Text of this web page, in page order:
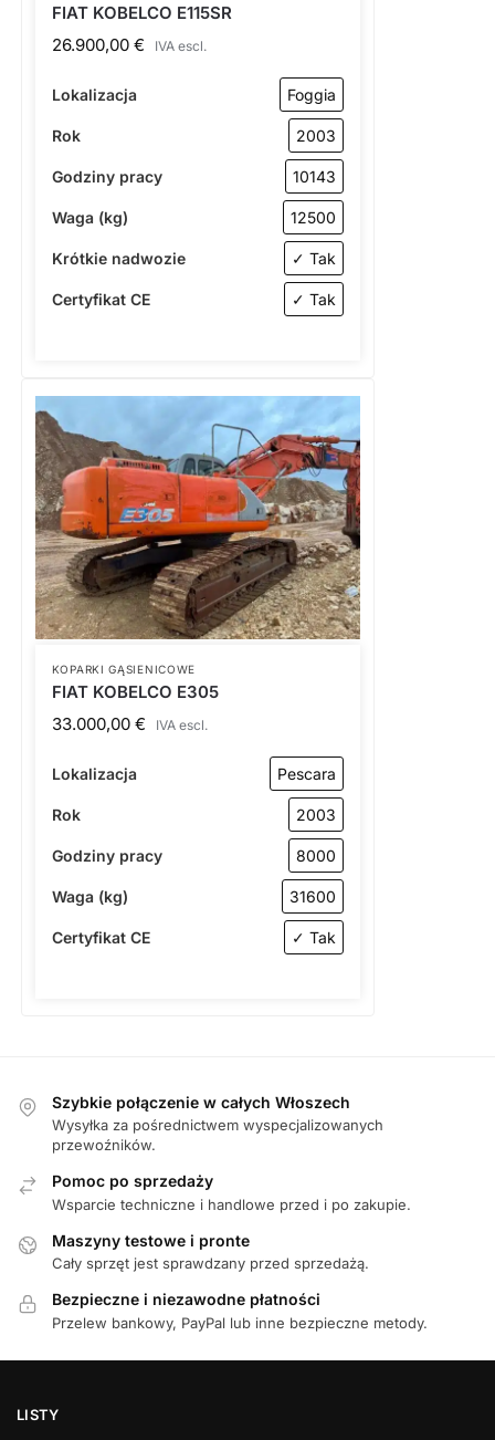
FIAT KOBELCO E115SR
26.900,00 € IVA escl.
Lokalizacja Foggia
Rok 2003
Godziny pracy 10143
Waga (kg) 12500
Krótkie nadwozie ✓ Tak
Certyfikat CE ✓ Tak
KOPARKI GĄSIENICOWE
FIAT KOBELCO E305
33.000,00 € IVA escl.
Lokalizacja Pescara
Rok 2003
Godziny pracy 8000
Waga (kg) 31600
Certyfikat CE ✓ Tak
Szybkie połączenie w całych Włoszech
Wysyłka za pośrednictwem wyspecjalizowanych
przewoźników.
Pomoc po sprzedaży
Wsparcie techniczne i handlowe przed i po zakupie.
Maszyny testowe i pronte
Cały sprzęt jest sprawdzany przed sprzedażą.
Bezpieczne i niezawodne płatności
Przelew bankowy, PayPal lub inne bezpieczne metody.
LISTY